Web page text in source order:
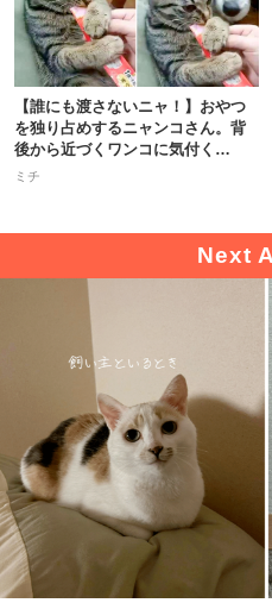
【誰にも渡さないニャ！】おやつ
を独り占めするニャンコさん。背
後から近づくワンコに気付く
と…！？
ミチ